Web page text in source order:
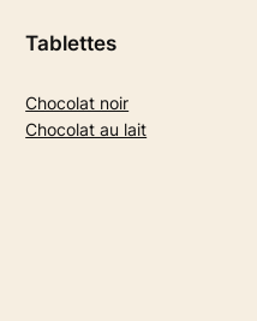
Tablettes
Chocolat noir
Chocolat au lait